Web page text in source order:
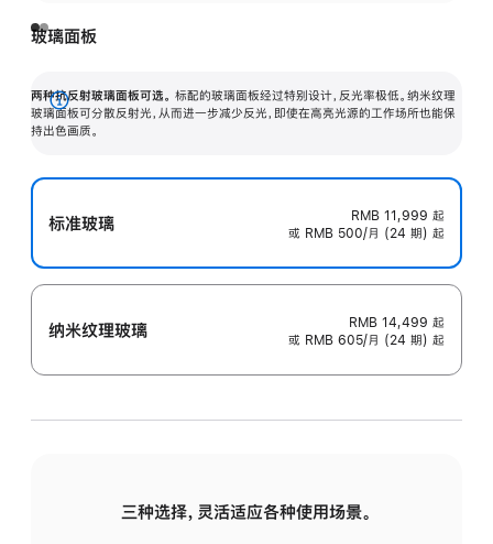
玻璃面板
两种抗反射玻璃面板可选。 标配的玻璃面板经过特别设计，反光率极低。纳米纹理
玻璃面板可分散反射光，从而进一步减少反光，即使在高亮光源的工作场所也能保
持出色画质。
展
开
标准玻璃 RMB 11,999 起
或 RMB 500/月 (24 期) 起
纳米纹理玻璃 RMB 14,499 起
或 RMB 605/月 (24 期) 起
三种选择，灵活适应各种使用场景。